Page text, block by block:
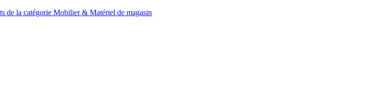
de la catégorie Mobilier & Matériel de magasin